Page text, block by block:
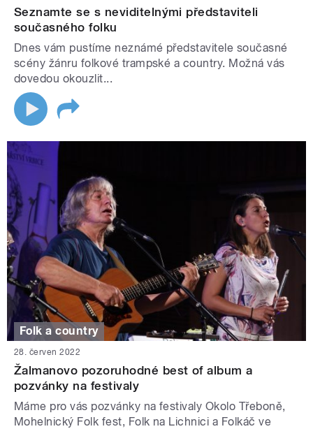
Seznamte se s neviditelnými představiteli
současného folku
Dnes vám pustíme neznámé představitele současné
scény žánru folkové trampské a country. Možná vás
dovedou okouzlit...
Folk a country
28. červen 2022
Žalmanovo pozoruhodné best of album a
pozvánky na festivaly
Máme pro vás pozvánky na festivaly Okolo Třeboně,
Mohelnický Folk fest, Folk na Lichnici a Folkáč ve